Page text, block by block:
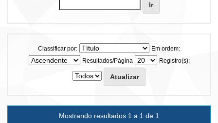
Classificar por:
Em ordem:
Resultados/Página
Registro(s):
Mostrando resultados 1 a 1 de 1